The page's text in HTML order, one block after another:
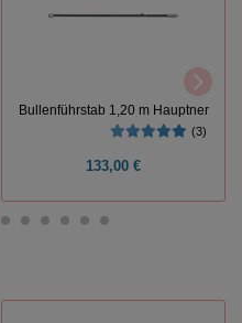
Bullenführstab 1,20 m Hauptner
(3)
133,00 €